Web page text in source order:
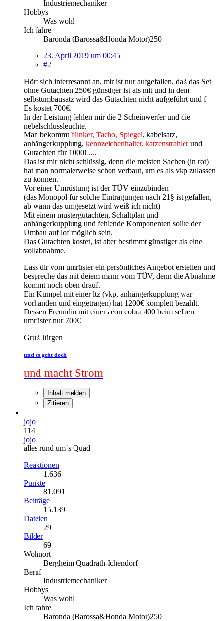
Industriemechaniker
Hobbys
Was wohl
Ich fahre
Baronda (Barossa&Honda Motor)250
23. April 2019 um 00:45
#2
Hört sich interresannt an, mir ist nur aufgefallen, daß das Set
ohne Gutachten 250€ günstiger ist als mit und in dem
selbstumbausatz wird das Gutachten nicht aufgeführt und f
Es kostet 700€.
In der Leistung fehlen mir die 2 Scheinwerfer und die
nebelschlussleuchte.
Man bekommt blinker, Tacho, Spiegel, kabelsatz,
anhängerkupplung, kennzeichenhalter, katzenstrahlerund
Gutachten für 1000€....
Das ist mir nicht schlüssig, denn die meisten Sachen (in rot)
hat man normalerweise schon verbaut, um es als vkp zulassen
zu können.
Vor einer Umrüstung ist der TÜV einzubinden
(das Monopol für solche Eintragungen nach 21§ ist gefallen,
ab wann das umgesetzt wird weiß ich nicht)
Mit einem mustergutachten, Schaltplan und
anhängerkupplung und fehlende Komponenten sollte der
Umbau auf lof möglich sein.
Das Gutachten kostet, ist aber bestimmt günstiger als eine
vollabnahme.
Lass dir vom umrüster ein persönliches Angebot erstellen und
bespreche das mit deiem mann vom TÜV, denn die Abnahme
kommt noch oben drauf.
Ein Kumpel mit einer ltz (vkp, anhängerkupplung war
vorhanden und eingetragen) hat 1200€ komplett bezahlt.
Dessen Freundin mit einer aeon cobra 400 beim selben
umrüster nur 700€
Gruß Jürgen
und es geht doch
und macht Strom
Inhalt melden
Zitieren
jojo
114
jojo
alles rund um´s Quad
Reaktionen
1.636
Punkte
81.091
Beiträge
15.139
Dateien
29
Bilder
69
Wohnort
Bergheim Quadrath-Ichendorf
Beruf
Industriemechaniker
Hobbys
Was wohl
Ich fahre
Baronda (Barossa&Honda Motor)250